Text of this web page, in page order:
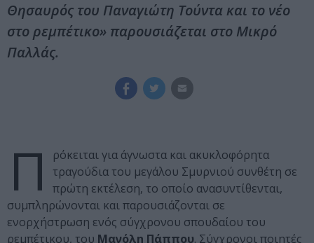
Θησαυρός του Παναγιώτη Τούντα και το νέο
στο ρεμπέτικο» παρουσιάζεται στο Μικρό
Παλλάς.
Π
ρόκειται για άγνωστα και ακυκλοφόρητα
τραγούδια του μεγάλου Σμυρνιού συνθέτη σε
πρώτη εκτέλεση, το οποίο ανασυντίθενται,
συμπληρώνονται και παρουσιάζονται σε
ενορχήστρωση ενός σύγχρονου σπουδαίου του
ρεμπέτικου, του Μανόλη Πάππου. Σύγχρονοι ποιητές